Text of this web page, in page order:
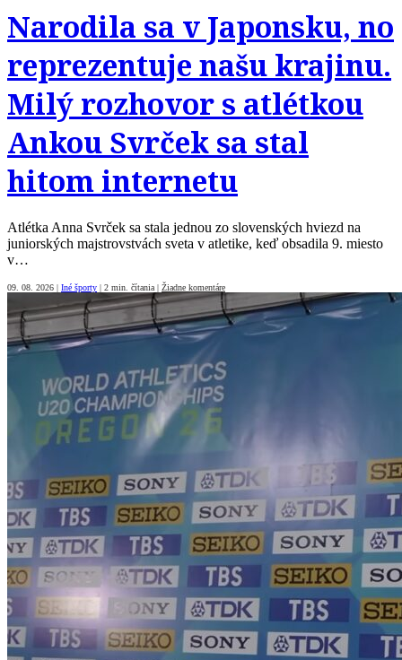
Narodila sa v Japonsku, no
reprezentuje našu krajinu.
Milý rozhovor s atlétkou
Ankou Svrček sa stal
hitom internetu
Atlétka Anna Svrček sa stala jednou zo slovenských hviezd na
juniorských majstrovstvách sveta v atletike, keď obsadila 9. miesto
v…
09. 08. 2026 | Iné športy | 2 min. čítania | Žiadne komentáre